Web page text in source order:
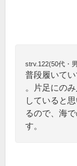
strv.122(50代・
普段履いて
。片足にの
していると
るので、海
す。